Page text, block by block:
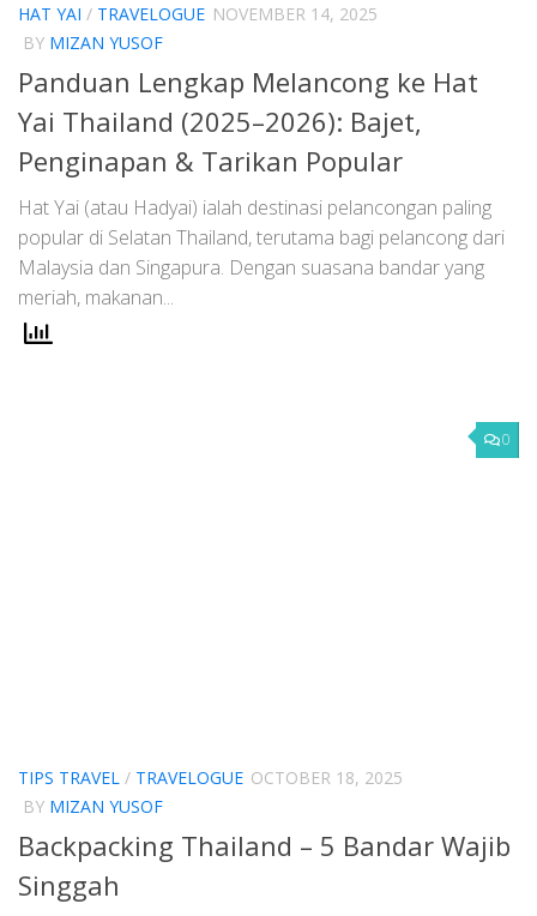
HAT YAI / TRAVELOGUE NOVEMBER 14, 2025
BY MIZAN YUSOF
Panduan Lengkap Melancong ke Hat
Yai Thailand (2025–2026): Bajet,
Penginapan & Tarikan Popular
Hat Yai (atau Hadyai) ialah destinasi pelancongan paling
popular di Selatan Thailand, terutama bagi pelancong dari
Malaysia dan Singapura. Dengan suasana bandar yang
meriah, makanan...
0
TIPS TRAVEL / TRAVELOGUE OCTOBER 18, 2025
BY MIZAN YUSOF
Backpacking Thailand – 5 Bandar Wajib
Singgah